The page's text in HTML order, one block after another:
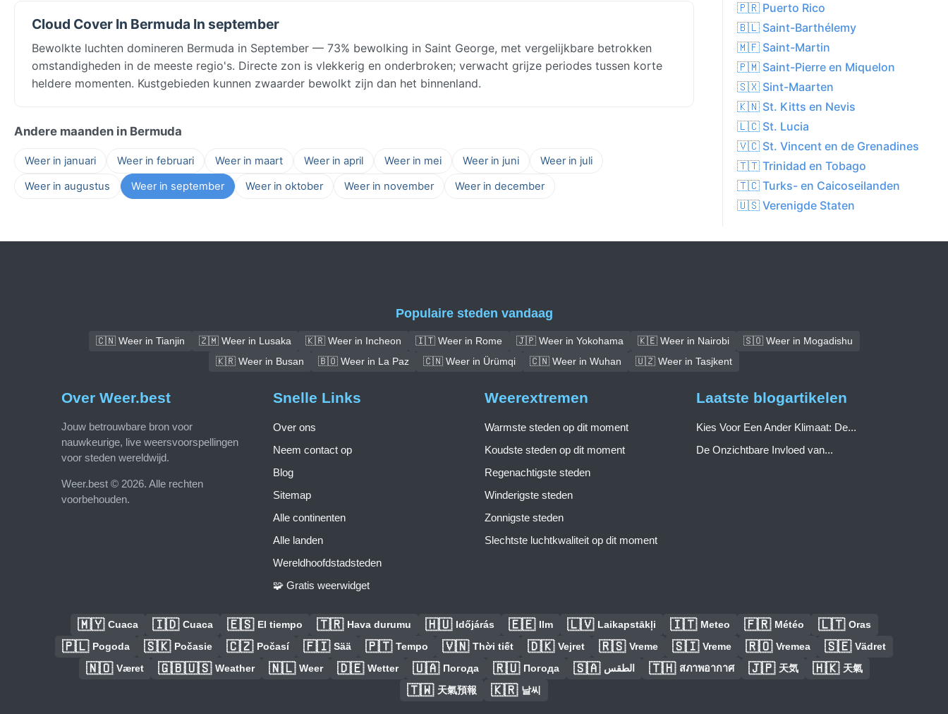
Cloud Cover In Bermuda In september
Bewolkte luchten domineren Bermuda in September — 73% bewolking in Saint George, met vergelijkbare betrokken
omstandigheden in de meeste regio's. Directe zon is vlekkerig en onderbroken; verwacht grijze periodes tussen korte
heldere momenten. Kustgebieden kunnen zwaarder bewolkt zijn dan het binnenland.
Andere maanden in Bermuda
Weer in januari Weer in februari Weer in maart Weer in april Weer in mei Weer in juni
Weer in juli
Weer in augustus
Weer in september Weer in oktober Weer in november Weer in december
🇵🇷 Puerto Rico
🇧🇱 Saint-Barthélemy
🇲🇫 Saint-Martin
🇵🇲 Saint-Pierre en Miquelon
🇸🇽 Sint-Maarten
🇰🇳 St. Kitts en Nevis
🇱🇨 St. Lucia
🇻🇨 St. Vincent en de Grenadines
🇹🇹 Trinidad en Tobago
🇹🇨 Turks- en Caicoseilanden
🇺🇸 Verenigde Staten
Populaire steden vandaag
🇨🇳 Weer in Tianjin 🇿🇲 Weer in Lusaka 🇰🇷 Weer in Incheon 🇮🇹 Weer in Rome 🇯🇵 Weer in Yokohama 🇰🇪 Weer in Nairobi
🇸🇴 Weer in Mogadishu
🇰🇷 Weer in Busan
🇧🇴 Weer in La Paz 🇨🇳 Weer in Ürümqi 🇨🇳 Weer in Wuhan 🇺🇿 Weer in Tasjkent
Over Weer.best
Jouw betrouwbare bron voor
nauwkeurige, live weersvoorspellingen
voor steden wereldwijd.
Weer.best © 2026. Alle rechten
voorbehouden.
Snelle Links
Over ons
Neem contact op
Blog
Sitemap
Alle continenten
Alle landen
Wereldhoofdstadsteden
🧩 Gratis weerwidget
Weerextremen
Warmste steden op dit moment
Koudste steden op dit moment
Regenachtigste steden
Winderigste steden
Zonnigste steden
Slechtste luchtkwaliteit op dit moment
Laatste blogartikelen
Kies Voor Een Ander Klimaat: De...
De Onzichtbare Invloed van...
🇲🇾 Cuaca 🇮🇩 Cuaca 🇪🇸 El tiempo 🇹🇷 Hava durumu 🇭🇺 Időjárás 🇪🇪 Ilm 🇱🇻 Laikapstākļi 🇮🇹 Meteo 🇫🇷 Météo 🇱🇹 Oras
🇵🇱 Pogoda 🇸🇰 Počasie 🇨🇿 Počasí 🇫🇮 Sää 🇵🇹 Tempo 🇻🇳 Thời tiết 🇩🇰 Vejret 🇷🇸 Vreme 🇸🇮 Vreme 🇷🇴 Vremea 🇸🇪 Vädret
🇳🇴 Været 🇬🇧🇺🇸 Weather 🇳🇱 Weer 🇩🇪 Wetter 🇺🇦 Погода 🇷🇺 Погода 🇸🇦 الطقس 🇹🇭 สภาพอากาศ 🇯🇵 天気 🇭🇰 天氣
🇹🇼 天氣預報 🇰🇷 날씨